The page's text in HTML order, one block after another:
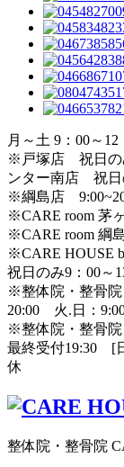
月～土 9：00～
※戸塚店 祝日の
ンター南店 祝日
※綱島店
※CARE room 茅
※CARE room 綱
※CARE HOUSE
祝日のみ9：00～
※整体院・整骨院
20:00 火.日：
※整体院・整骨院
最終受付19:30 [
休
整体院・整骨院